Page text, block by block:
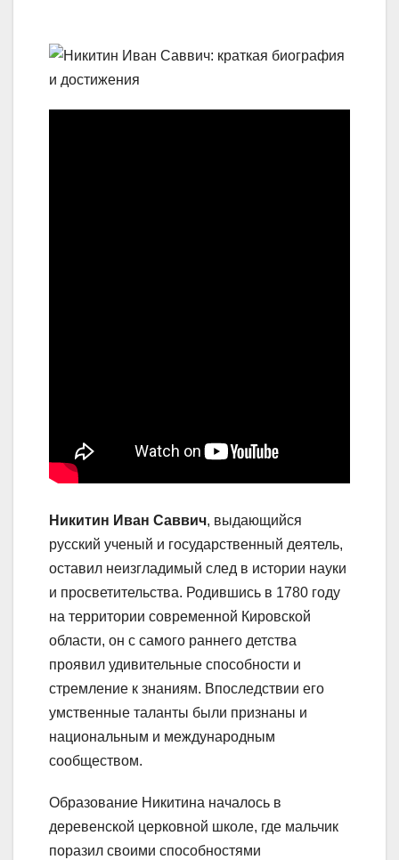
Никитин Иван Саввич, выдающийся
русский ученый и государственный деятель,
оставил неизгладимый след в истории науки
и просветительства. Родившись в 1780 году
на территории современной Кировской
области, он с самого раннего детства
проявил удивительные способности и
стремление к знаниям. Впоследствии его
умственные таланты были признаны и
национальным и международным
сообществом.
Образование Никитина началось в
деревенской церковной школе, где мальчик
поразил своими способностями